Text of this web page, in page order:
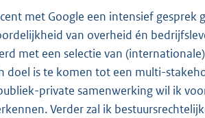
met Google een intensief gesprek
van overheid én
met een selectie van
doel is te komen tot een multi-
private samenwerking wil ik
Verder zal ik